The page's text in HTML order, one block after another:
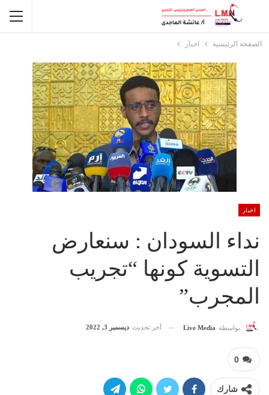
الصفحة الرئيسية اخبار
اخبار
نداء السودان : سنعارض
التسوية كونها “تجريب
المجرب”
بواسطة Live Media آخر تحديث ديسمبر 3, 2022
0
شارك